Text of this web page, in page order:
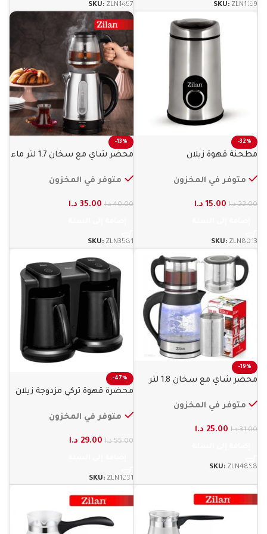
SKU: ZLN1139
SKU: ZLN1457
-32%
مطحنة قهوة زيلان
متوفر في المخزون
22.00 د.ا 15.00 د.ا
SKU: ZLN8013
-13%
محضر شاي مع سخان 1.7 لتر ماء
متوفر في المخزون
40.00 د.ا 35.00 د.ا
SKU: ZLN3581
-19%
محضر شاي مع سخان 1.8 لتر
متوفر في المخزون
31.00 د.ا 25.00 د.ا
SKU: ZLN4858
-47%
محضرة قهوة تركي مزدوجة زيلان
متوفر في المخزون
55.00 د.ا 29.00 د.ا
SKU: ZLN1291